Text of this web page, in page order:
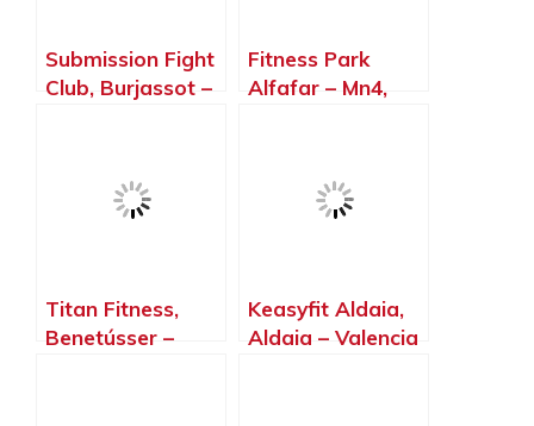
Submission Fight
Club, Burjassot –
Fitness Park
Alfafar – Mn4,
Titan Fitness,
Benetússer –
Keasyfit Aldaia,
Aldaia – Valencia